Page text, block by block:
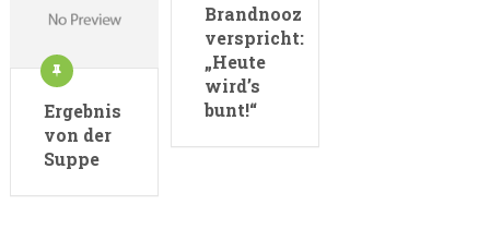
Ergebnis
von der
Suppe
Brandnooz
verspricht:
„Heute
wird’s
bunt!“